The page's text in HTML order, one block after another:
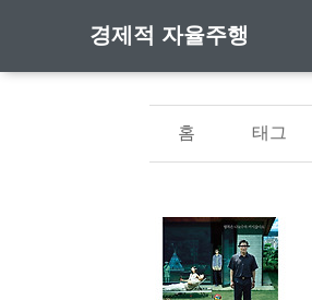
경제적 자율주행
홈 태그